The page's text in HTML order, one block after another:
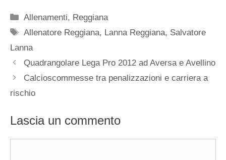
Categorie
Allenamenti, Reggiana
Tag
Allenatore Reggiana, Lanna Reggiana, Salvatore
Lanna
Quadrangolare Lega Pro 2012 ad Aversa e Avellino
Calcioscommesse tra penalizzazioni e carriera a
rischio
Lascia un commento